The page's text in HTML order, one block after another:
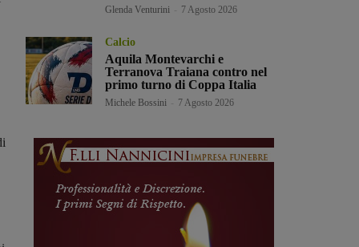
Glenda Venturini 7 Agosto 2026
Calcio
Aquila Montevarchi e
Terranova Traiana contro nel
primo turno di Coppa Italia
Michele Bossini 7 Agosto 2026